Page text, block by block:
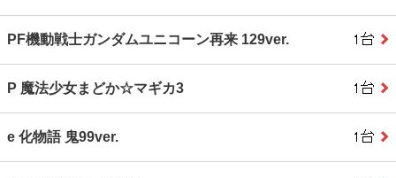
PF機動戦士ガンダムユニコーン再来 129ver.
P 魔法少女まどか☆マギカ3
e 化物語 鬼99ver.